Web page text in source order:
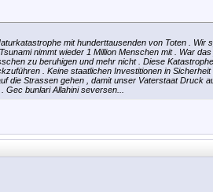
mit hunderttausenden von Toten . Wir
nimmt wieder 1 Million Menschen mit . War
zu beruhigen und mehr nicht . Diese
. Keine staatlichen Investitionen in Sicherheit
die Strassen gehen , damit unser Vaterstaat Druck
bunlari Allahini seversen...